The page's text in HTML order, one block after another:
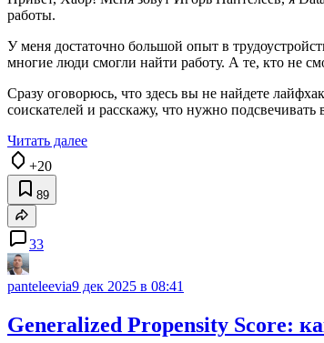
работы.
У меня достаточно большой опыт в
многие люди смогли найти работу. А те, кто не
Сразу оговорюсь, что здесь вы не найдете
соискателей и расскажу, что нужно
Читать далее
+20
89
33
panteleevia9 дек 2025 в 08:41
Generalized Propensity Score: